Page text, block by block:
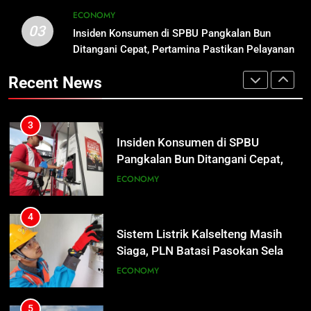
Pangkalan Bun Ditangani Cepat,
Pertamina Pastikan Pelayanan
ECONOMY
7 Hari
ECONOMY
5
SPBU Sampit Segera Terurai
ECONOMY
6
03
ECONOMY
Insiden Konsumen di SPBU Pangkalan Bun
Ditangani Cepat, Pertamina Pastikan Pelayanan
Recent News
2
Warga Geger, Seorang IRT Nekat
Naik Tower TVRI Hendak Akhiri
3
Insiden Konsumen di SPBU
Pangkalan Bun Ditangani Cepat,
Pertamina Pastikan Pelayanan
ECONOMY
4
Sistem Listrik Kalselteng Masih
Siaga, PLN Batasi Pasokan Selama
7 Hari
ECONOMY
5